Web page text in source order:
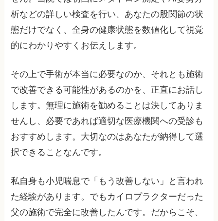
析などの詳しい検査を行い、あなたの股関節の状
態だけでなく、全身の健康状態を数値化して視覚
的にわかりやすくお伝えします。
その上で手術が本当に必要なのか、それとも施術
で改善できる可能性があるのかを、正直にお話し
します。無理に施術を勧めることは決してありま
せんし、必要であれば適切な医療機関への受診も
おすすめします。大切なのはあなたが納得して選
択できることなんです。
私自身も小児喘息で「もう改善しない」と言われ
た経験があります。でもカイロプラクターだった
父の施術で完全に改善したんです。だからこそ、